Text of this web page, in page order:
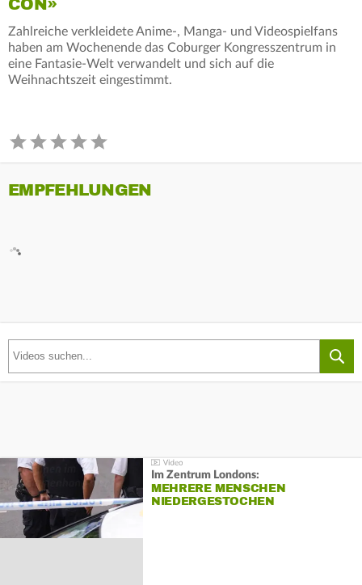
CON»
Zahlreiche verkleidete Anime-, Manga- und Videospielfans
haben am Wochenende das Coburger Kongresszentrum in
eine Fantasie-Welt verwandelt und sich auf die
Weihnachtszeit eingestimmt.
EMPFEHLUNGEN
Im Zentrum Londons:
MEHRERE MENSCHEN
NIEDERGESTOCHEN